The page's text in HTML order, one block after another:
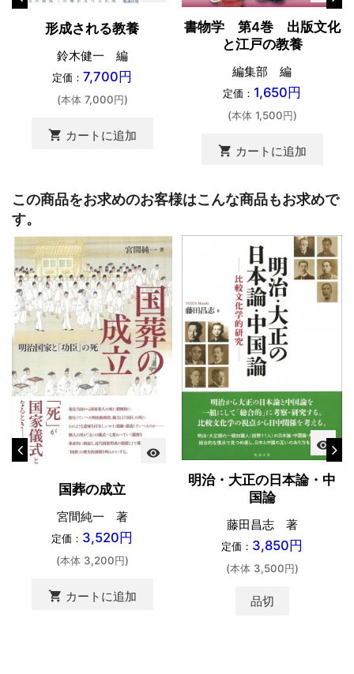
形成される教養
鈴木健一 編
定価： 7,700円
(本体 7,000円)
shopping_cart カートに追加
書物学 第4巻 出版文化
と江戸の教養
編集部 編
定価： 1,650円
(本体 1,500円)
shopping_cart カートに追加
この商品をお求めのお客様はこんな商品もお求めで
す。
visibility
国葬の成立
宮間純一 著
定価： 3,520円
(本体 3,200円)
shopping_cart カートに追加
visibility
明治・大正の日本論・中
国論
藤田昌志 著
定価： 3,850円
(本体 3,500円)
品切